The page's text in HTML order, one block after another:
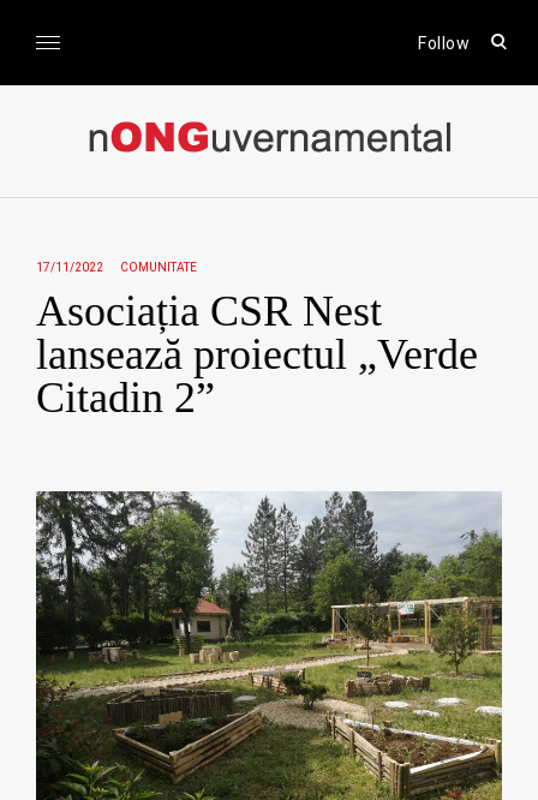
Follow
open
form
nONGuvernamental
17/11/2022 COMUNITATE
Asociația CSR Nest
lansează proiectul „Verde
Citadin 2”